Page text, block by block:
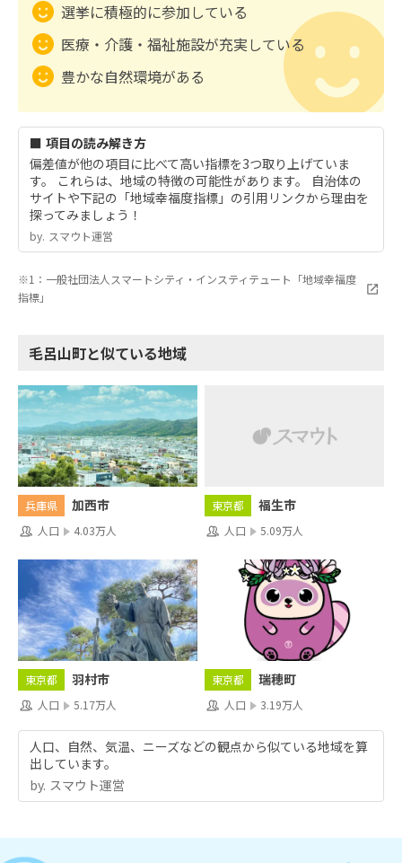
選挙に積極的に参加している
医療・介護・福祉施設が充実している
豊かな自然環境がある
■ 項目の読み解き方
偏差値が他の項目に比べて高い指標を3つ取り上げていま
す。 これらは、地域の特徴の可能性があります。 自治体の
サイトや下記の「地域幸福度指標」の引用リンクから理由を
探ってみましょう！
by.︎ スマウト運営
※1：一般社団法人スマートシティ・インスティテュート「地域幸福度
指標」
毛呂山町と似ている地域
兵庫県 加西市
人口 4.03万人
東京都 福生市
人口 5.09万人
東京都 羽村市
人口 5.17万人
東京都 瑞穂町
人口 3.19万人
人口、自然、気温、ニーズなどの観点から似ている地域を算
出しています。
by.︎ スマウト運営